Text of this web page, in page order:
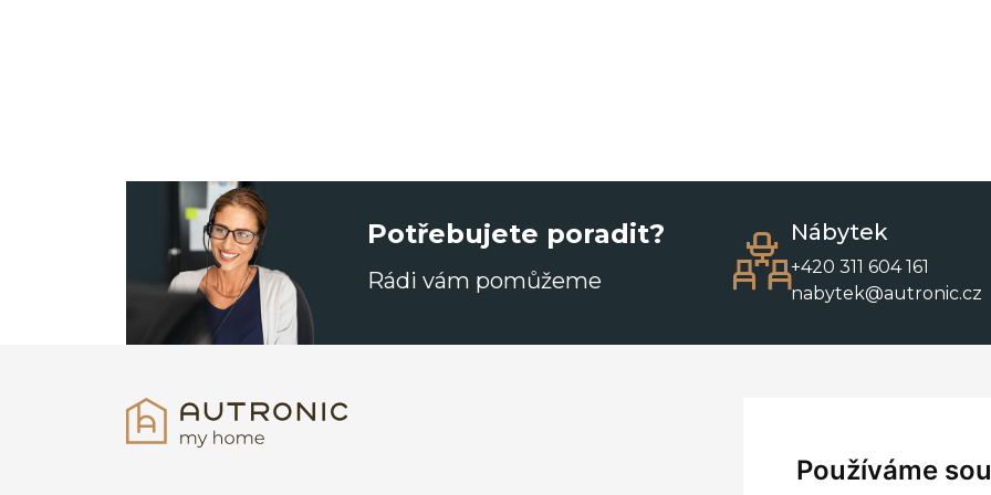
Používáme
Potřebujete poradit?
Rádi vám pomůžeme
Nábytek
+420 311 604 161
nabytek@autronic.cz